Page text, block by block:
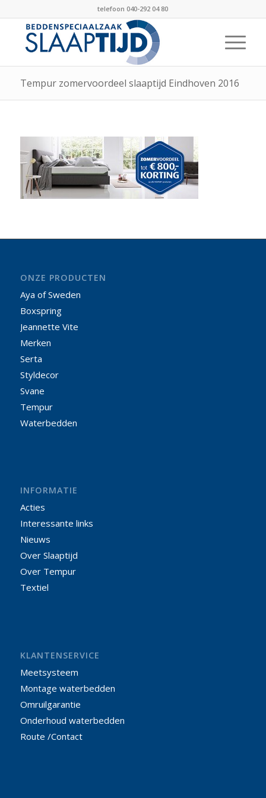
telefoon 040-292 04 80
Tempur zomervoordeel slaaptijd Eindhoven 2016
ONZE PRODUCTEN
Aya of Sweden
Boxspring
Jeannette Vite
Merken
Serta
Styldecor
Svane
Tempur
Waterbedden
INFORMATIE
Acties
Interessante links
Nieuws
Over Slaaptijd
Over Tempur
Textiel
KLANTENSERVICE
Meetsysteem
Montage waterbedden
Omruilgarantie
Onderhoud waterbedden
Route /Contact